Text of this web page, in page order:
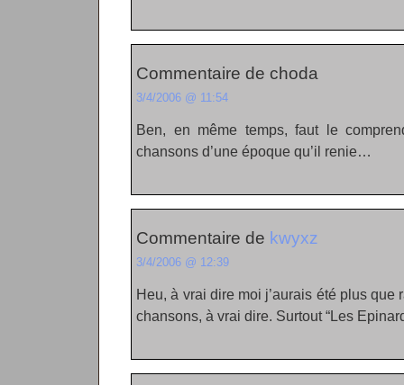
Commentaire de choda
3/4/2006 @ 11:54
Ben, en même temps, faut le
chansons d’une époque qu’il renie…
Commentaire de kwyxz
3/4/2006 @ 12:39
Heu, à vrai dire moi j’aurais été plus que
chansons, à vrai dire. Surtout “Les